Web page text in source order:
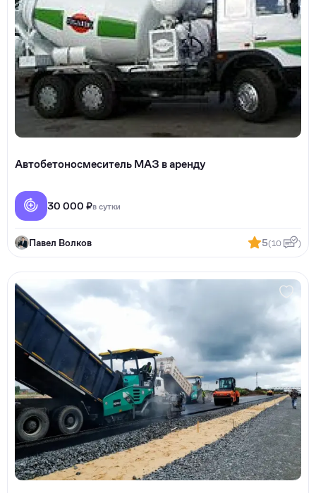
Автобетоносмеситель МАЗ в аренду
30 000 ₽в сутки
Павел Волков 5(10 )